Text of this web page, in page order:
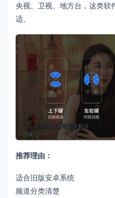
央视、卫视、地方台，这类软
适。
推荐理由：
适合旧版安卓系统
频道分类清楚